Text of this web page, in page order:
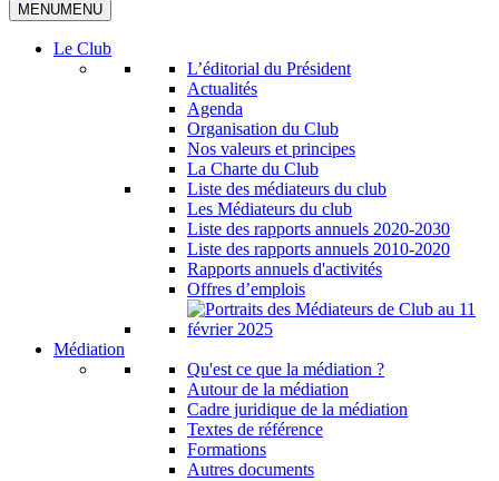
MENUMENU
Le Club
L’éditorial du Président
Actualités
Agenda
Organisation du Club
Nos valeurs et principes
La Charte du Club
Liste des médiateurs du club
Les Médiateurs du club
Liste des rapports annuels 2020-2030
Liste des rapports annuels 2010-2020
Rapports annuels d'activités
Offres d’emplois
Médiation
Qu'est ce que la médiation ?
Autour de la médiation
Cadre juridique de la médiation
Textes de référence
Formations
Autres documents